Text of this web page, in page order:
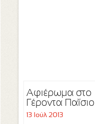
Αφιέρωμα στο
Γέροντα Παΐσιο
13 Ιούλ 2013